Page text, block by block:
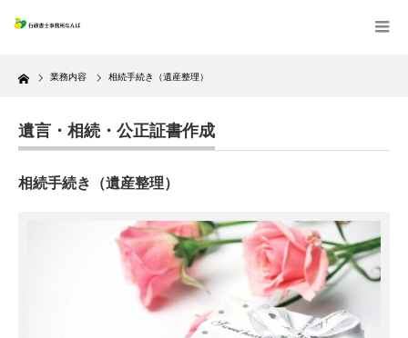
Home 業務内容 相続手続き（遺産整理）
遺言・相続・公正証書作成
相続手続き（遺産整理）